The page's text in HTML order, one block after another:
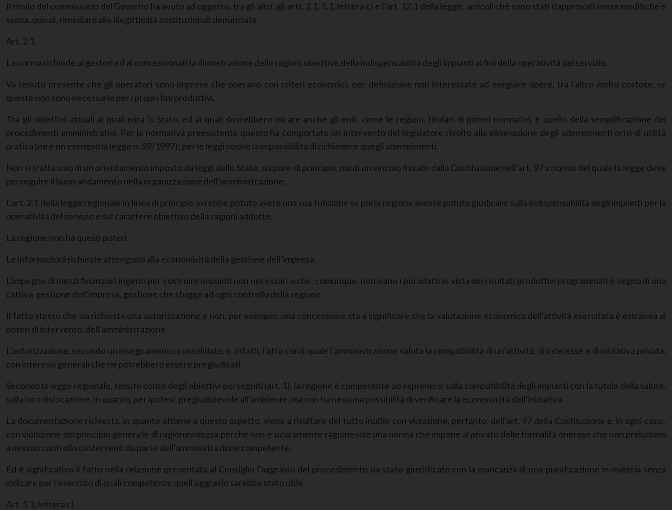
Il rinvio del commissario del Governo ha avuto ad oggetto, tra gli altri, gli artt. 2.1, 5.1, lettera c) e l’art. 12.1 della legge; articoli ché sono stati riapprovati senza modifiche e
senza, quindi, rimediare alle illegittimità costituzionali denunciate
Art. 2.1.
La norma richiede ai gestori ed ai concessionari la dimostrazione delle ragioni obiettive della indispensabilità degli impianti ai fini della operatività del servizio.
Va tenuto presente che gli operatori sono imprese che operano con criteri economici, per definizione non interessate ad eseguire opere, tra l’altro molto costose, se
queste non sono necessarie per i propri fini produttivi.
Tra gli obiettivi attuali ai quali mira lo Stato, ed ai quali dovrebbero mirare anche gli enti, come le regioni, titolari di poteri normativi, è quello della semplificazione dei
procedimenti amministrativi. Per la normativa preesistente questo ha comportato un intervento del legislatore rivolto alla eliminazione degli adempimenti privi di utilità
pratica (ne è un esempio la legge n. 59/1997); per le leggi nuove la impossibilità di richiedere quegli adempimenti.
Non si tratta solo di un orientamento imposto da leggi dello Stato, sia pure di principio, ma di un vincolo fissato dalla Costituzione nell’art. 97 a norma del quale la legge deve
perseguire il buon andamento nella organizzazione dell’amministrazione.
L’art. 2.1 della legge regionale in linea di principio avrebbe potuto avere una sua funzione se poi la regione avesse potuto giudicare sulla indispensabilità degli impianti per la
operatività del servizio e sul carattere obiettivo della ragioni addotte.
La regione non ha questi poteri.
Le informazioni richieste attengono alla economicità della gestione dell’impresa.
L’impegno di mezzi finanziari ingenti per costruire impianti non necessari o che, comunque, non siano i più adatti in vista dei risultati produttivi programmati è segno di una
cattiva. gestione dell’impresa, gestione che sfugge ad ogni controllo della regione.
Il fatto stesso che sia richiesta una autorizzazione e non, per esempio, una concessione sta a significare che la valutazione economica dell’attività esercitata è estranea ai
poteri di intervento. dell’amministrazione.
L’autorizzazione, secondo un insegnamento consolidato, è, infatti, l’atto con il quale l’amministrazione valuta la compatibilità di un’attività, di interesse e di iniziativa privata,
con interessi generali che ne potrebbero essere pregiudicati.
Secondo la legge regionale, tenuto conto degli obiettivi perseguiti (art. 1), la regione è competente ad esprimersi sulla compatibilità degli impianti con la tutela della salute,
sulla loro dislocazione, in quanto, per ipotesi, pregiudizievole all’ambiente, ma non ha nessuna possibilità di verificare la economicità dell’iniziativa.
La documentazione richiesta, in quanto attiene a questo aspetto, viene a risultare del tutto inutile con violazione, pertanto, dell’art. 97 della Costituzione e, in ogni caso,,
con violazione del principio genera le di ragionevolezza perché non è sicuramente ragionevole una norma che impone al privato delle formalità onerose che non preludono
a nessun controllo o interventi da parte dell’amministrazione competente.
Ed è significativo il fatto nella relazione presentata al Consiglio l’aggravio del procedimento sia stato giustificato con la mancanza di una pianificazione in materia senza
indicare per l’esercizio di quali competenze quell’aggravio sarebbe stato utile.
Art. 5.1, lettera c)